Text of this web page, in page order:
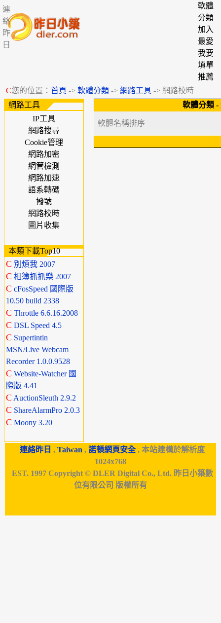
連
絡
昨
日
軟體
分類
加入
最愛
我要
填單
推薦
C您的位置： 首頁 -> 軟體分類 -> 網路工具 -> 網路校時
網路工具
IP工具
網路搜尋
Cookie管理
網路加密
網管檢測
網路加速
語系轉碼
撥號
網路校時
圖片收集
本類下載Top10
C 別煩我 2007
C 相簿抓抓樂 2007
C cFosSpeed 國際版
10.50 build 2338
C Throttle 6.6.16.2008
C DSL Speed 4.5
C Supertintin
MSN/Live Webcam
Recorder 1.0.0.9528
C Website-Watcher 國
際版 4.41
C AuctionSleuth 2.9.2
C ShareAlarmPro 2.0.3
C Moony 3.20
軟體分類 -
軟體名稱排序
連絡昨日 , Taiwan , 諾頓網頁安全, 本站建構於解析度
1024x768
EST. 1997 Copyright © DLER Digital Co., Ltd. 昨日小築數
位有限公司 版權所有